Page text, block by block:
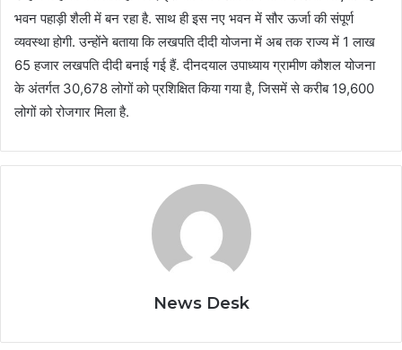
भवन पहाड़ी शैली में बन रहा है. साथ ही इस नए भवन में सौर ऊर्जा की संपूर्ण
व्यवस्था होगी. उन्होंने बताया कि लखपति दीदी योजना में अब तक राज्य में 1 लाख
65 हजार लखपति दीदी बनाई गई हैं. दीनदयाल उपाध्याय ग्रामीण कौशल योजना
के अंतर्गत 30,678 लोगों को प्रशिक्षित किया गया है, जिसमें से करीब 19,600
लोगों को रोजगार मिला है.
News Desk